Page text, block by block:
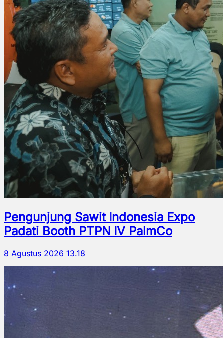
Pengunjung Sawit Indonesia Expo
Padati Booth PTPN IV PalmCo
8 Agustus 2026 13.18